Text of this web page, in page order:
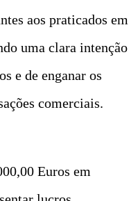
aos praticados em
uma clara intenção
e de enganar os
comerciais.
Euros em